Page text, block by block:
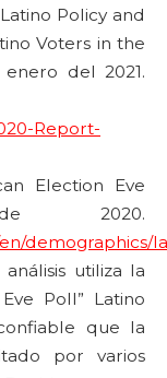
Policy and
Voters in the
del 2021.
Report-
Election Eve
2020.
demographics/
utiliza la
Poll” Latino
que la
por varios